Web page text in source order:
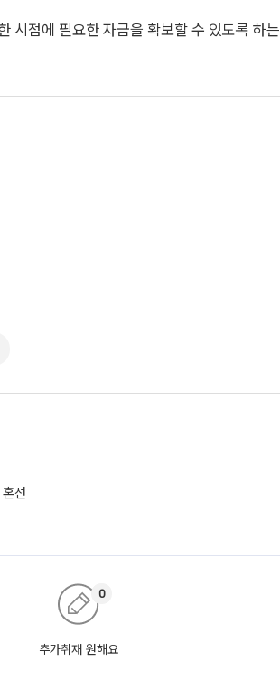
시점에 필요한 자금을 확보할 수 있도록 하는
선
추가취재 원해요
0